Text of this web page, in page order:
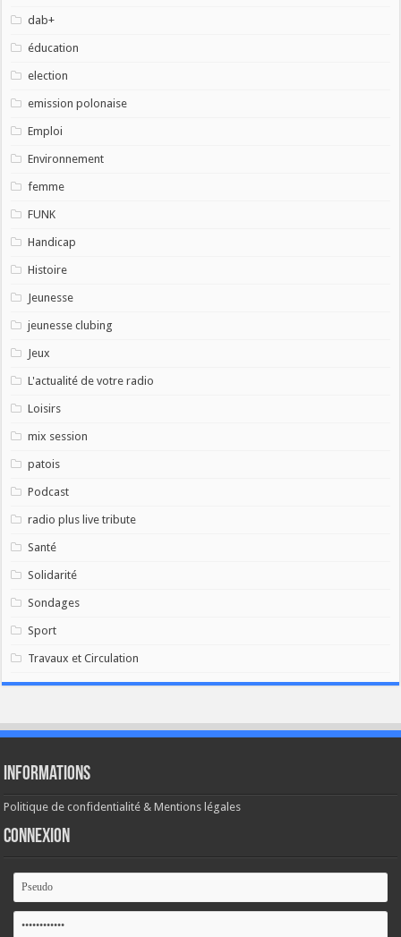
dab+
éducation
election
emission polonaise
Emploi
Environnement
femme
FUNK
Handicap
Histoire
Jeunesse
jeunesse clubing
Jeux
L'actualité de votre radio
Loisirs
mix session
patois
Podcast
radio plus live tribute
Santé
Solidarité
Sondages
Sport
Travaux et Circulation
Informations
Politique de confidentialité & Mentions légales
Connexion